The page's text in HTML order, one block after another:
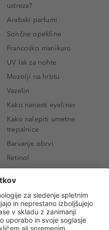
ustreza?
Arabski parfumi
Sončne opekline
Francosko manikuro
UV lak za nohte
Mozolji na hrbtu
Vazelin
Kako nanesti eyeliner
Kako nalepiti umetne
trepalnice
Barvanje obrvi
Retinol
Niacinamid
Rozacea